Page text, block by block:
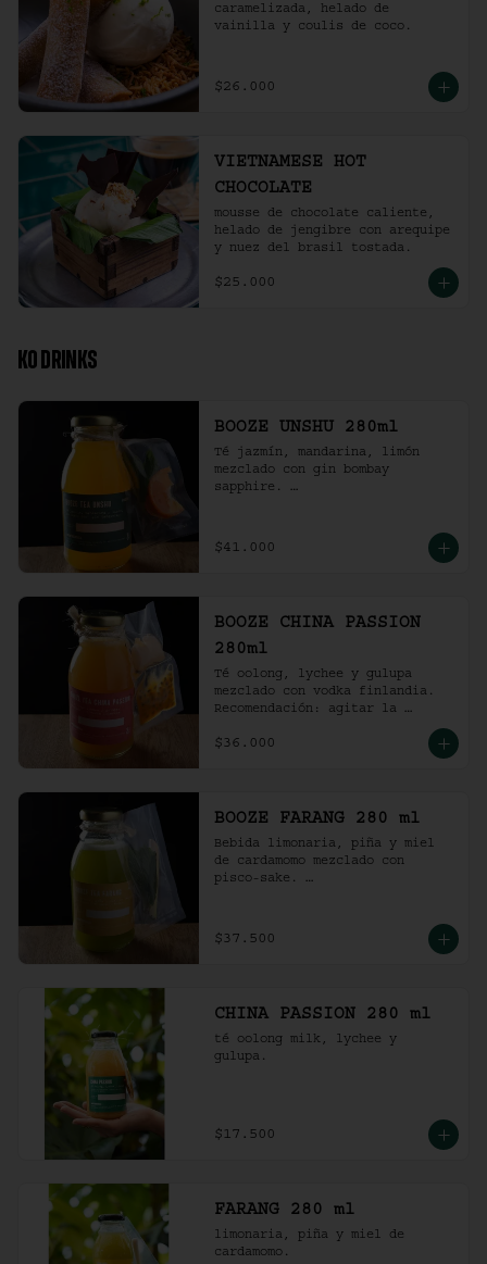
caramelizada, helado de
vainilla y coulis de coco.
$26.000
VIETNAMESE HOT
CHOCOLATE
mousse de chocolate caliente,
helado de jengibre con arequipe
y nuez del brasil tostada.
$25.000
KO DRINKS
BOOZE UNSHU 280ml
Té jazmín, mandarina, limón
mezclado con gin bombay
sapphire.
con hielo al gusto.
$41.000
BOOZE CHINA PASSION
280ml
Té oolong, lychee y gulupa
mezclado con vodka finlandia.
Recomendación: agitar la
con hielo al gusto.
$36.000
BOOZE FARANG 280 ml
Bebida limonaria, piña y miel
de cardamomo mezclado con
pisco-sake.
con hielo al gusto.
$37.500
CHINA PASSION 280 ml
té oolong milk, lychee y
gulupa.
$17.500
FARANG 280 ml
limonaria, piña y miel de
cardamomo.